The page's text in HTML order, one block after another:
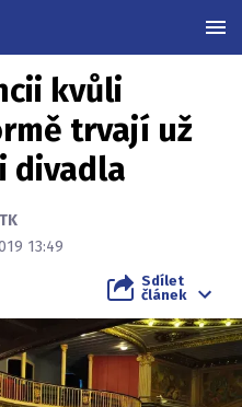
kvůli
trvají už
divadla
13:49
Sdílet
článek